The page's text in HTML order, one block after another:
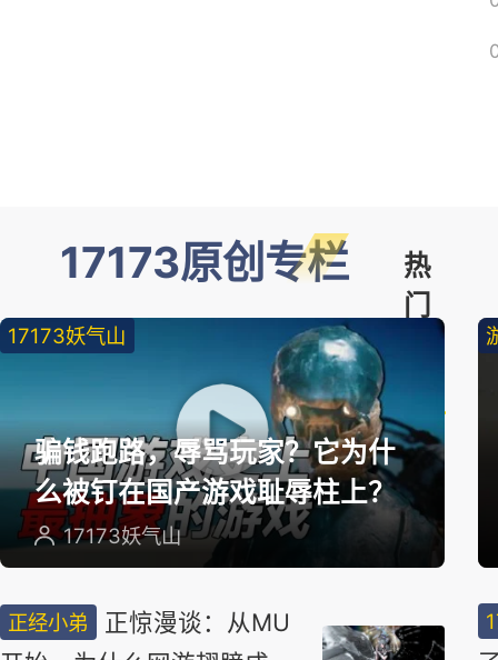
17173原创专栏
热
门
精
选
17173妖气山
骗钱跑路，辱骂玩家？它为什